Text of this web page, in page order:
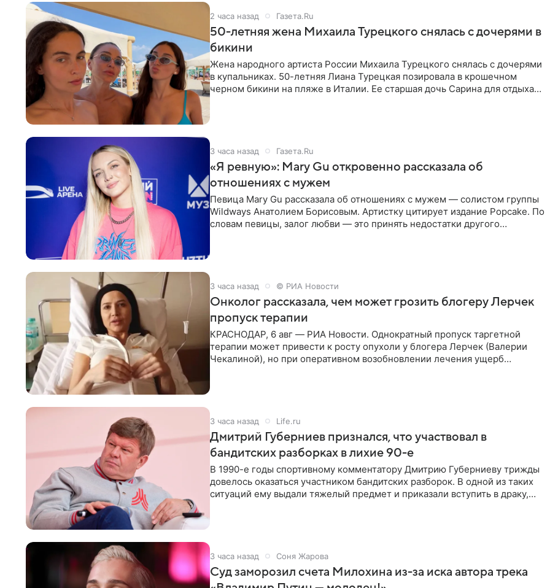
2 часа назад Газета.Ru
50-летняя жена Михаила Турецкого снялась с дочерями в
бикини
Жена народного артиста России Михаила Турецкого снялась с дочерями
в купальниках. 50-летняя Лиана Турецкая позировала в крошечном
черном бикини на пляже в Италии. Ее старшая дочь Сарина для отдыха
3 часа назад Газета.Ru
«Я ревную»: Mary Gu откровенно рассказала об
отношениях с мужем
Певица Mary Gu рассказала об отношениях с мужем — солистом группы
Wildways Анатолием Борисовым. Артистку цитирует издание Popcake. По
словам певицы, залог любви — это принять недостатки другого
3 часа назад © РИА Новости
Онколог рассказала, чем может грозить блогеру Лерчек
пропуск терапии
КРАСНОДАР, 6 авг — РИА Новости. Однократный пропуск таргетной
терапии может привести к росту опухоли у блогера Лерчек (Валерии
Чекалиной), но при оперативном возобновлении лечения ущерб
3 часа назад Life.ru
Дмитрий Губерниев признался, что участвовал в
бандитских разборках в лихие 90-е
В 1990-е годы спортивному комментатору Дмитрию Губерниеву трижды
довелось оказаться участником бандитских разборок. В одной из таких
ситуаций ему выдали тяжелый предмет и приказали вступить в драку,
3 часа назад Соня Жарова
Суд заморозил счета Милохина из-за иска автора трека